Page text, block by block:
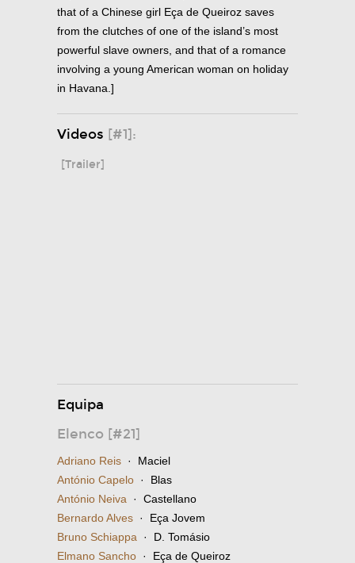
that of a Chinese girl Eça de Queiroz saves
from the clutches of one of the island’s most
powerful slave owners, and that of a romance
involving a young American woman on holiday
in Havana.]
Videos [#1]:
[Trailer]
Equipa
Elenco [#21]
Adriano Reis · Maciel
António Capelo · Blas
António Neiva · Castellano
Bernardo Alves · Eça Jovem
Bruno Schiappa · D. Tomásio
Elmano Sancho · Eça de Queiroz